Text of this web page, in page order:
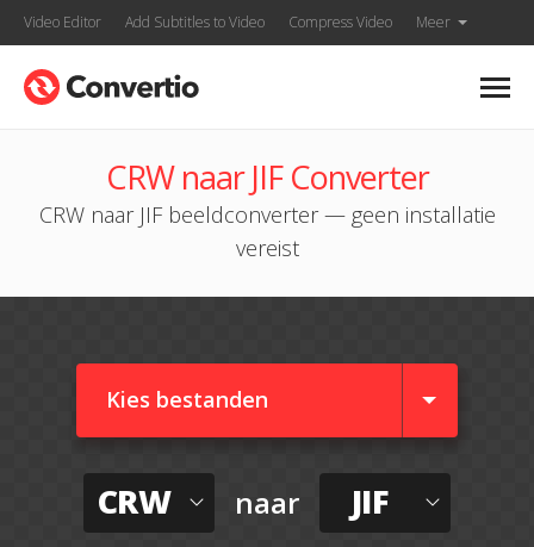
Video Editor Add Subtitles to Video Compress Video Meer
CRW naar JIF Converter
CRW naar JIF beeldconverter — geen installatie
vereist
Kies bestanden
CRW naar JIF